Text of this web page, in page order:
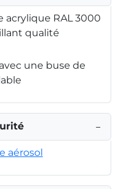
acrylique RAL 3000
qualité
une buse de
−
aérosol